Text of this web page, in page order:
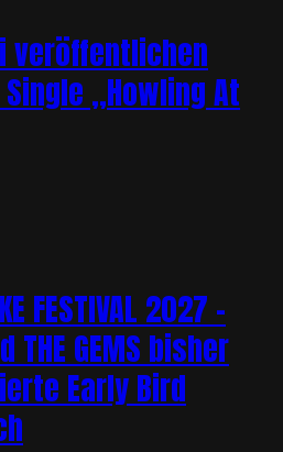
veröffentlichen
„Howling At
FESTIVAL 2027 –
THE GEMS bisher
Early Bird